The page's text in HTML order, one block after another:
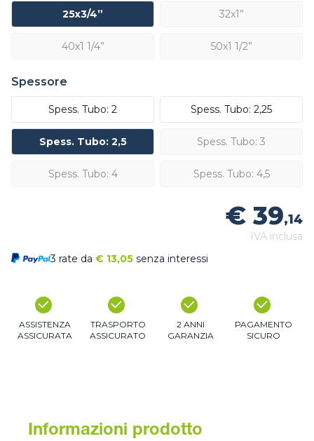
25x3/4” 32x1”
40x1 1/4” 50x1 1/2”
Spessore
Spess. Tubo: 2 Spess. Tubo: 2,25
Spess. Tubo: 2,5 Spess. Tubo: 3
Spess. Tubo: 4 Spess. Tubo: 4,5
€ 39,14
IVA inclusa
3 rate da € 13,05 senza interessi
ASSISTENZA
ASSICURATA
TRASPORTO
ASSICURATO
2 ANNI
GARANZIA
PAGAMENTO
SICURO
Informazioni prodotto